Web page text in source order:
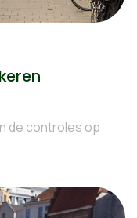
de controles op